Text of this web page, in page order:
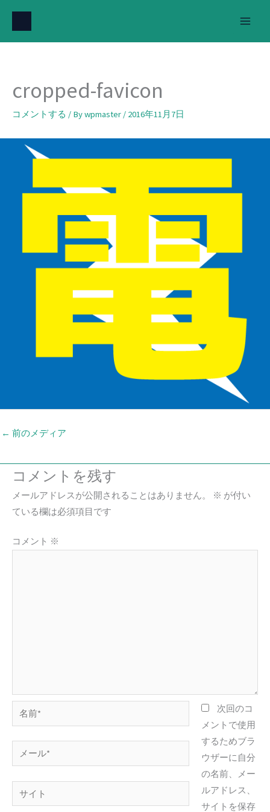
を
cropped-favicon
コメントする / Bywpmaster / 2016年11月7日
← 前のメディア
コメントを残す
メールアドレスが公開されることはありません。 ※ が付い
ている欄は必須項目です
コメント ※
前
*
ー
ル
イ
次回のコ
メントで使用
するためブラ
ウザーに自分
の名前、メー
ルアドレス、
サイトを保存